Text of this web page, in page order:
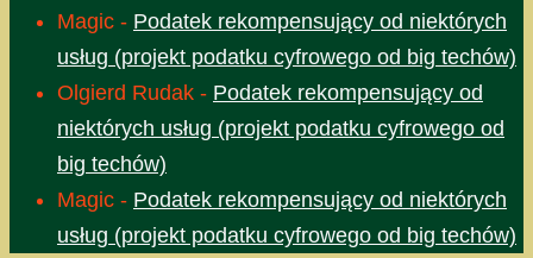
Magic - Podatek rekompensujący od niektórych
usług (projekt podatku cyfrowego od big techów)
Olgierd Rudak - Podatek rekompensujący od
niektórych usług (projekt podatku cyfrowego od
big techów)
Magic - Podatek rekompensujący od niektórych
usług (projekt podatku cyfrowego od big techów)